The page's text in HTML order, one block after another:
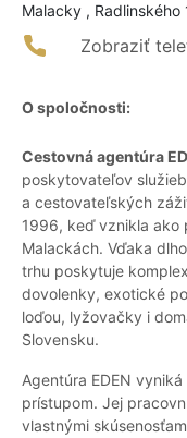
Malacky , Radlinského
Zobraziť
O spoločnosti:
Cestovná agentúra
poskytovateľov
a cestovateľských
1996, keď vznikla ako
Malackách. Vďaka
trhu poskytuje
dovolenky, exotické
loďou, lyžovačky i
Slovensku.
Agentúra EDEN
prístupom. Jej
vlastnými